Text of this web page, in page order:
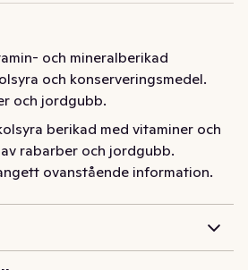
och mineralberikad
och konserveringsmedel.
och jordgubb.
berikad med vitaminer och
rabarber och jordgubb.
ovanstående information.